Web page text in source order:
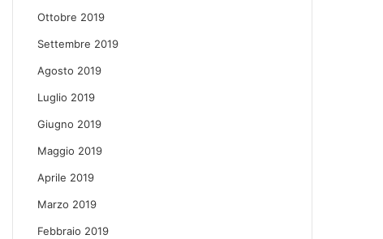
Ottobre 2019
Settembre 2019
Agosto 2019
Luglio 2019
Giugno 2019
Maggio 2019
Aprile 2019
Marzo 2019
Febbraio 2019